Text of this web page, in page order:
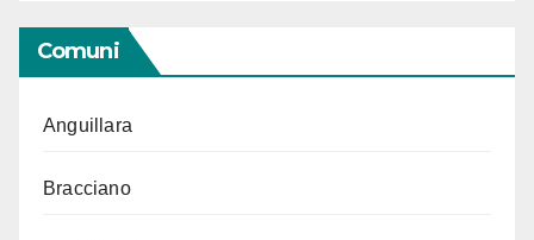
Comuni
Anguillara
Bracciano